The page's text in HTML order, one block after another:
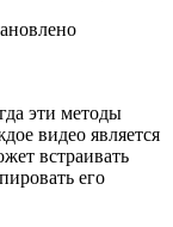
эти методы
видео является
встраивать
его